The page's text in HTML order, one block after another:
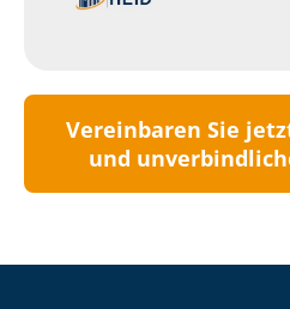
Vereinbaren Sie
und